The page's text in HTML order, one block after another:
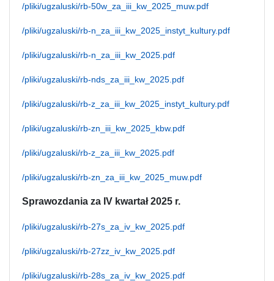
/pliki/ugzaluski/rb-50w_za_iii_kw_2025_muw.pdf
/pliki/ugzaluski/rb-n_za_iii_kw_2025_instyt_kultury.pdf
/pliki/ugzaluski/rb-n_za_iii_kw_2025.pdf
/pliki/ugzaluski/rb-nds_za_iii_kw_2025.pdf
/pliki/ugzaluski/rb-z_za_iii_kw_2025_instyt_kultury.pdf
/pliki/ugzaluski/rb-zn_iii_kw_2025_kbw.pdf
/pliki/ugzaluski/rb-z_za_iii_kw_2025.pdf
/pliki/ugzaluski/rb-zn_za_iii_kw_2025_muw.pdf
Sprawozdania za IV kwartał 2025 r.
/pliki/ugzaluski/rb-27s_za_iv_kw_2025.pdf
/pliki/ugzaluski/rb-27zz_iv_kw_2025.pdf
/pliki/ugzaluski/rb-28s_za_iv_kw_2025.pdf